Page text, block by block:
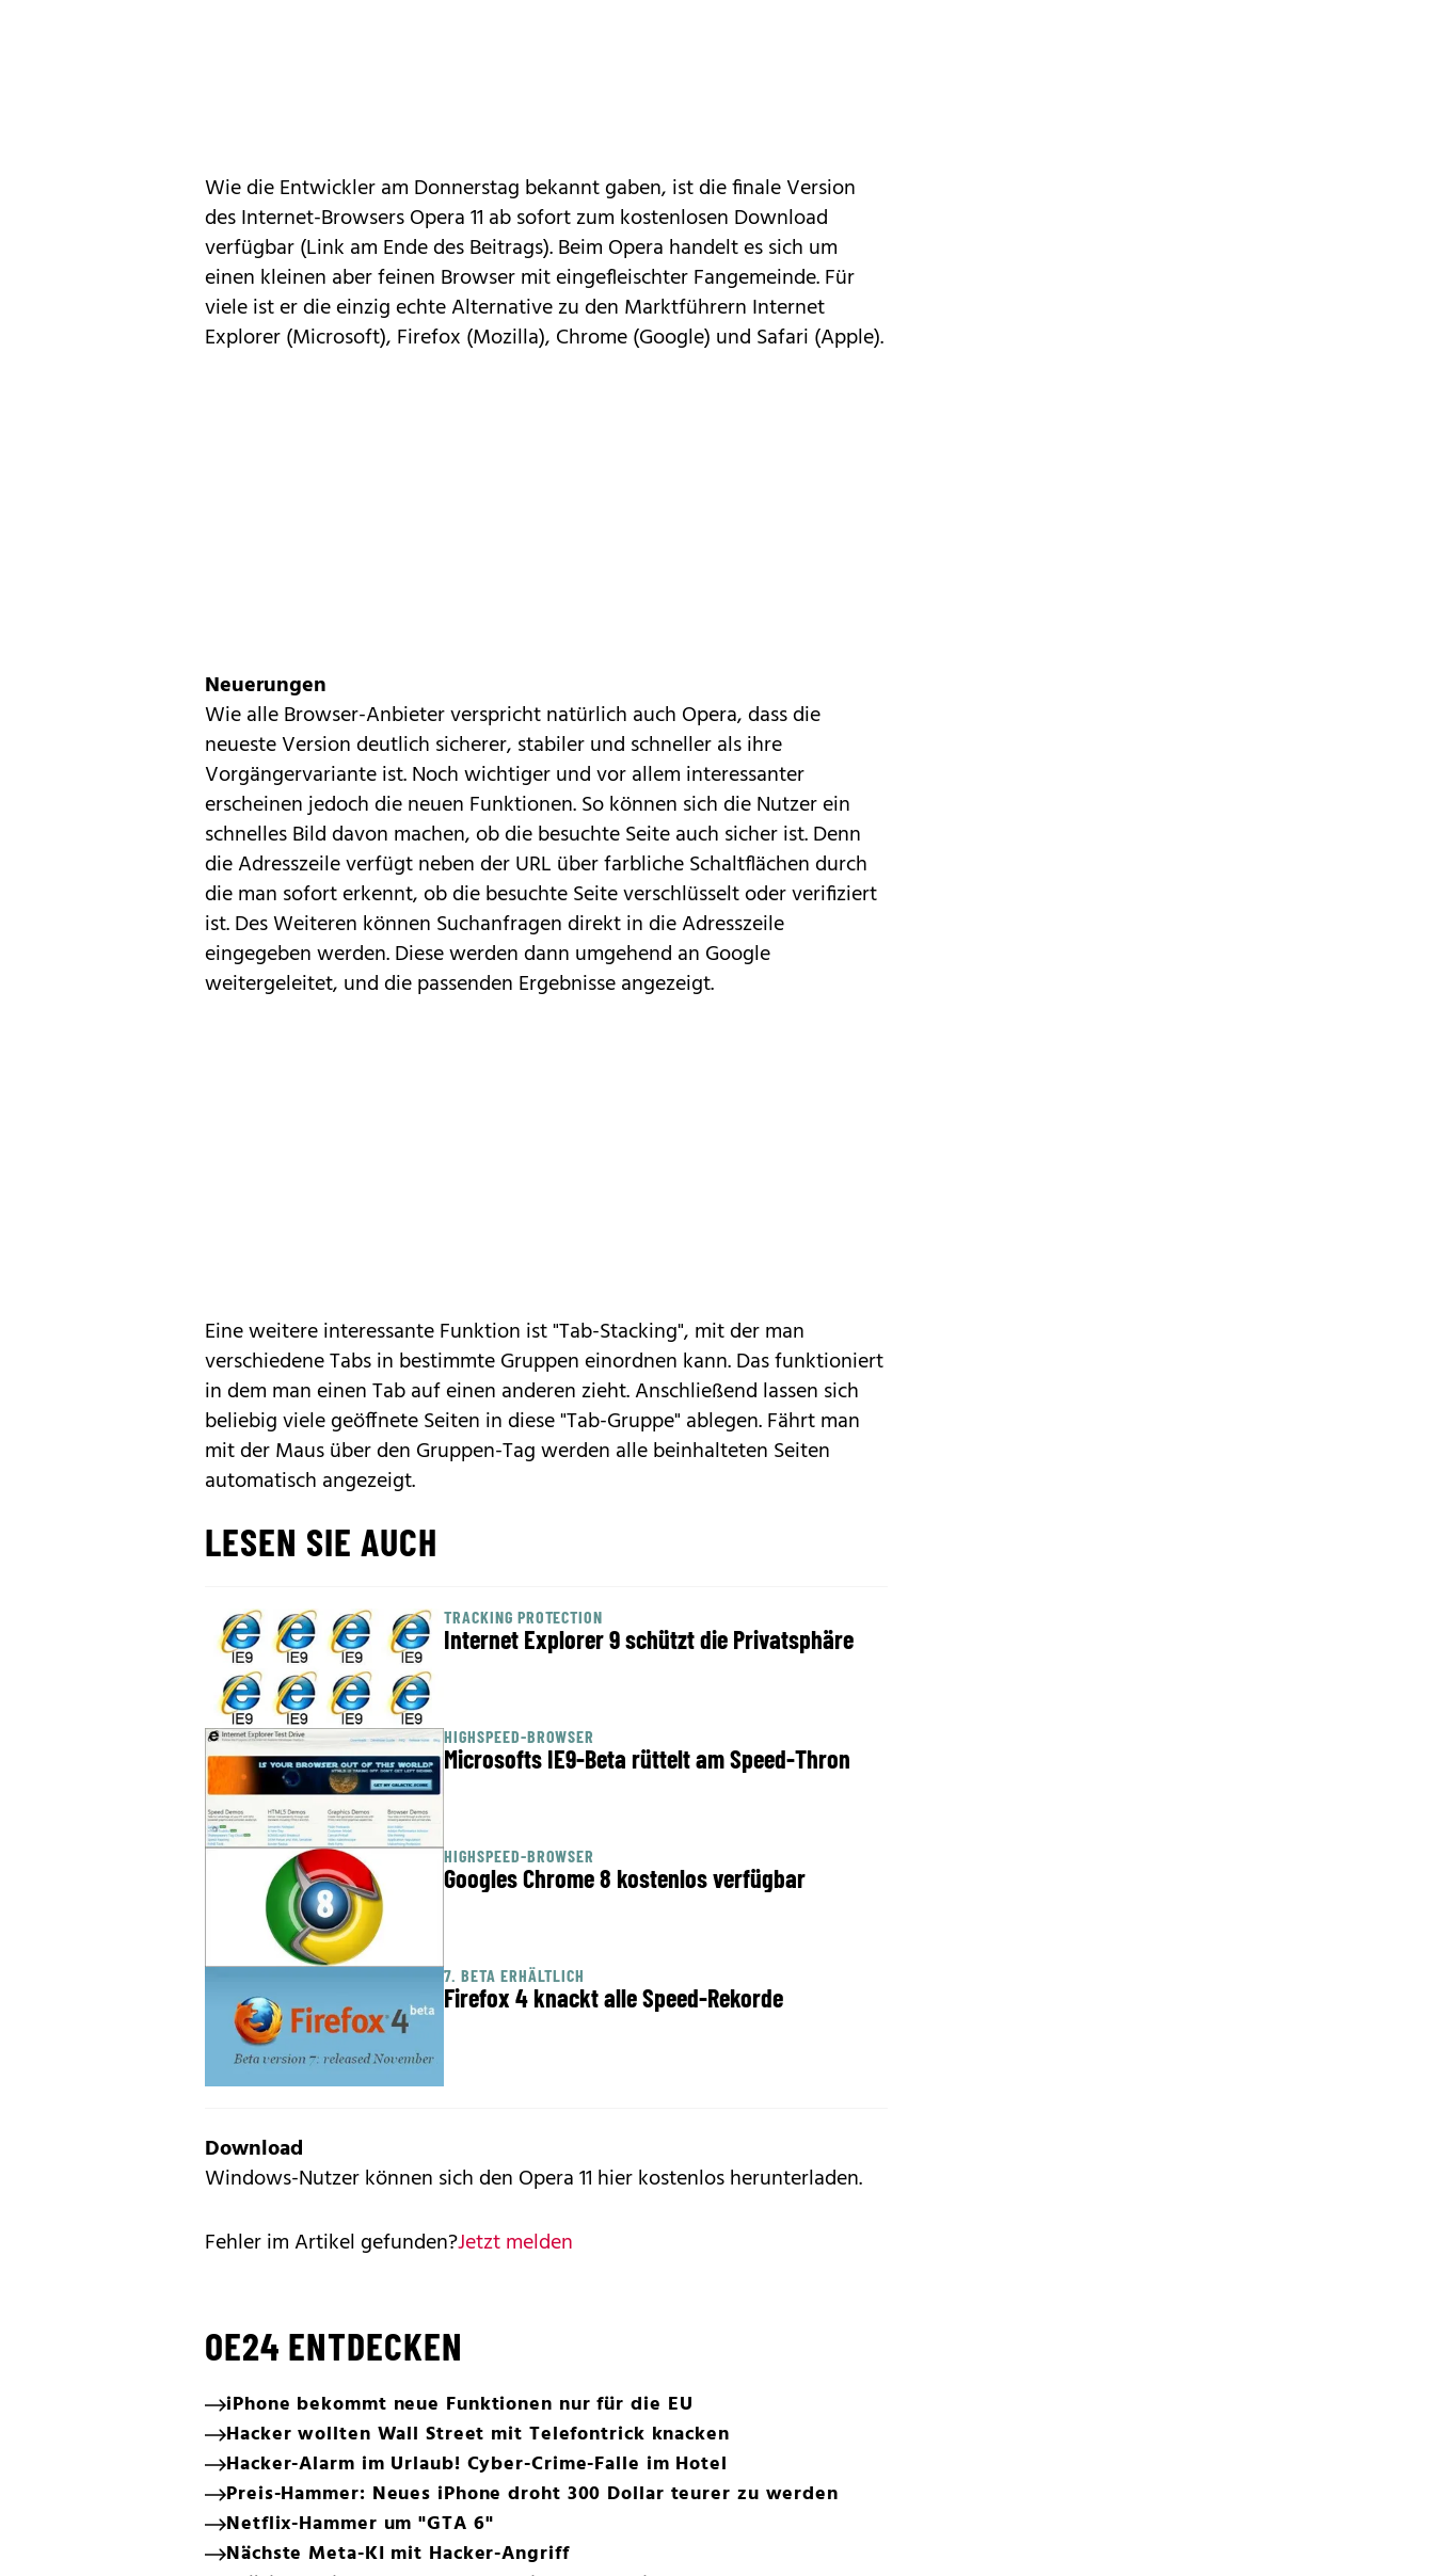
Wie die Entwickler am Donnerstag bekannt gaben, ist die finale Version
des Internet-Browsers Opera 11 ab sofort zum kostenlosen Download
verfügbar (Link am Ende des Beitrags). Beim Opera handelt es sich um
einen kleinen aber feinen Browser mit eingefleischter Fangemeinde. Für
viele ist er die einzig echte Alternative zu den Marktführern Internet
Explorer(Microsoft), Firefox (Mozilla), Chrome(Google) und Safari (Apple).
Neuerungen
Wie alle Browser-Anbieter verspricht natürlich auch Opera, dass die
neueste Version deutlich sicherer, stabiler und schneller als ihre
Vorgängervariante ist. Noch wichtiger und vor allem interessanter
erscheinen jedoch die neuen Funktionen. So können sich die Nutzer ein
schnelles Bild davon machen, ob die besuchte Seite auch sicher ist. Denn
die Adresszeile verfügt neben der URL über farbliche Schaltflächen durch
die man sofort erkennt, ob die besuchte Seite verschlüsselt oder verifiziert
ist. Des Weiteren können Suchanfragen direkt in die Adresszeile
eingegeben werden. Diese werden dann umgehend an Google
weitergeleitet, und die passenden Ergebnisse angezeigt.
Eine weitere interessante Funktion ist "Tab-Stacking", mit der man
verschiedene Tabs in bestimmte Gruppen einordnen kann. Das funktioniert
in dem man einen Tab auf einen anderen zieht. Anschließend lassen sich
beliebig viele geöffnete Seiten in diese "Tab-Gruppe" ablegen. Fährt man
mit der Maus über den Gruppen-Tag werden alle beinhalteten Seiten
automatisch angezeigt.
LESEN SIE AUCH
TRACKING PROTECTION
Internet Explorer 9 schützt die Privatsphäre
HIGHSPEED-BROWSER
Microsofts IE9-Beta rüttelt am Speed-Thron
HIGHSPEED-BROWSER
Googles Chrome 8 kostenlos verfügbar
7. BETA ERHÄLTLICH
Firefox 4 knackt alle Speed-Rekorde
Download
Windows-Nutzer können sich den Opera 11 hier kostenlos herunterladen.
Fehler im Artikel gefunden?Jetzt melden
OE24 ENTDECKEN
iPhone bekommt neue Funktionen nur für die EU
Hacker wollten Wall Street mit Telefontrick knacken
Hacker-Alarm im Urlaub! Cyber-Crime-Falle im Hotel
Preis-Hammer: Neues iPhone droht 300 Dollar teurer zu werden
Netflix-Hammer um "GTA 6"
Nächste Meta-KI mit Hacker-Angriff